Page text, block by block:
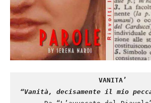
VANITA’
“Vanità, decisamente il mio